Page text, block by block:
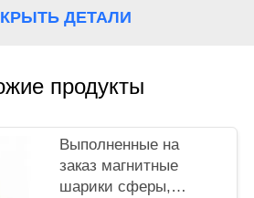
ДЕТАЛИ
продукты
Выполненные на
заказ магнитные
шарики сферы,